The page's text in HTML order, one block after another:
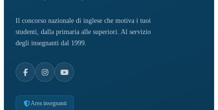
Il concorso nazionale di inglese che motiva i tuoi
studenti, dalla primaria alle superiori. Al servizio
degli insegnanti dal 1999.
Area insegnanti